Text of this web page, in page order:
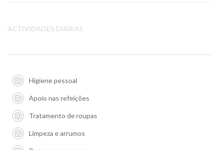
ACTIVIDADES DIÁRIAS
Higiene pessoal
Apoio nas refeições
Tratamento de roupas
Limpeza e arrumos